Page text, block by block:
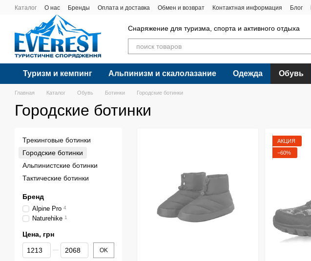
Перейти к основному контенту
Каталог О нас Бренды Оплата и доставка Обмен и возврат Контактная информация Блог
Снаряжение для туризма, спорта и активного отдыха
Туризм и кемпинг Альпинизм и скалолазание Одежда Обувь
Главная Каталог Обувь Ботинки Городские ботинки
Городские ботинки
АКЦИЯ
−60%
Трекинговые ботинки
Городские ботинки
Альпинистские ботинки
Тактические ботинки
Бренд
Alpine Pro 4
Naturehike 1
Цена, грн
От Цена, грн
До Цена, грн OK